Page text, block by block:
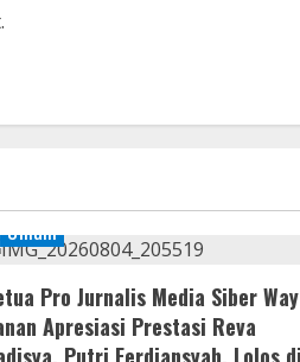
Umum
Pro Jurnalis Media Siber Way
Apresiasi Prestasi Reva